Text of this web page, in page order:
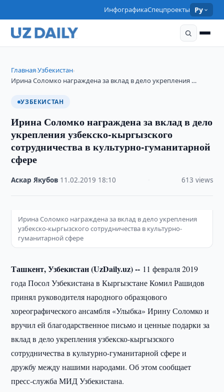
ИнфографикаСпецпроекты Ру
Главная›Узбекистан›
Ирина Соломко награждена за вклад в дело укрепления …
УЗБЕКИСТАН
Ирина Соломко награждена за вклад в дело
укрепления узбекско-кыргызского
сотрудничества в культурно-гуманитарной
сфере
Аскар Якубов 11.02.2019 18:10 613 views
Ирина Соломко награждена за вклад в дело укрепления
узбекско-кыргызского сотрудничества в культурно-
гуманитарной сфере
Ташкент, Узбекистан (UzDaily.uz) -- 11 февраля 2019
года Посол Узбекистана в Кыргызстане Комил Рашидов
принял руководителя народного образцового
хореографического ансамбля «Улыбка» Ирину Соломко и
вручил ей благодарственное письмо и ценные подарки за
вклад в дело укрепления узбекско-кыргызского
сотрудничества в культурно-гуманитарной сфере и
дружбу между нашими народами. Об этом сообщает
пресс-служба МИД Узбекистана.